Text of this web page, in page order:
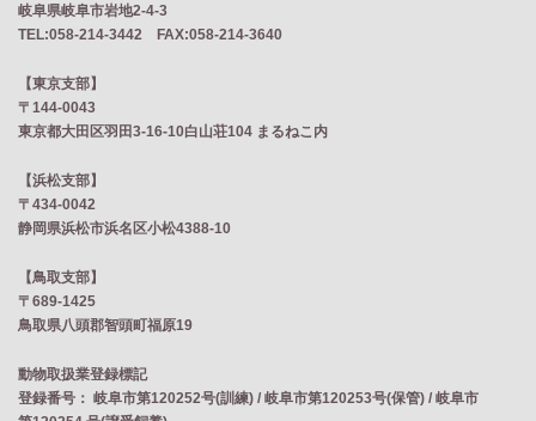
岐阜県岐阜市岩地2‐4‐3
TEL:058-214-3442 FAX:058-214-3640
【東京支部】
〒144-0043
東京都大田区羽田3-16-10白山荘104 まるねこ内
【浜松支部】
〒434-0042
静岡県浜松市浜名区小松4388-10
【鳥取支部】
〒689-1425
鳥取県八頭郡智頭町福原19
動物取扱業登録標記
登録番号： 岐阜市第120252号(訓練) / 岐阜市第120253号(保管) / 岐阜市